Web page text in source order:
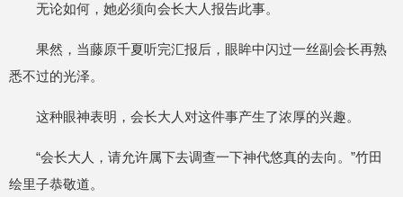
无论如何，她必须向会长大人报告此事。
果然，当藤原千夏听完汇报后，眼眸中闪过一丝副会长再熟
悉不过的光泽。
这种眼神表明，会长大人对这件事产生了浓厚的兴趣。
“会长大人，请允许属下去调查一下神代悠真的去向。”竹田
绘里子恭敬道。